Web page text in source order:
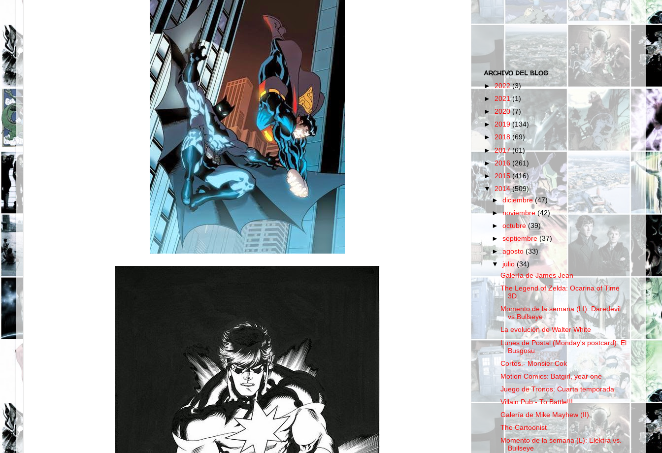
ARCHIVO DEL BLOG
►2022(3)
► 2021(1)
► 2020(7)
► 2019(134)
► 2018(69)
►2017(61)
►2016 (261)
► 2015 (416)
▼ 2014(509)
►diciembre(47)
►noviembre(42)
►octubre(39)
►septiembre(37)
►agosto(33)
▼ julio(34)
Galería de James Jean
The Legend of Zelda: Ocarina of Time
3D
Momento de la semana (LI): Daredevil
vs Bullseye
La evolución de Walter White
Lunes de Postal (Monday's postcard): El
Busgosu
Cortos.- Monsier Cok
Motion Comics: Batgirl, year one
Juego de Tronos: Cuarta temporada
Villain Pub - To Battle!!!
Galería de Mike Mayhew (II)
The Cartoonist
Momento de la semana (L): Elektra vs.
Bullseye